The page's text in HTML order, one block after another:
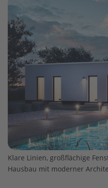
Klare Linien, großflächige
Hausbau mit moderner